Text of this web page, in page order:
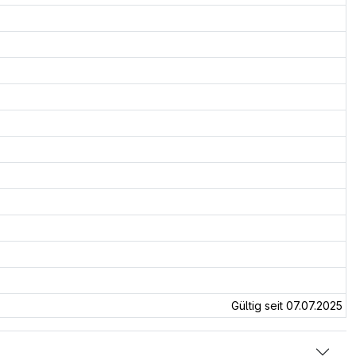
Gültig seit 07.07.2025